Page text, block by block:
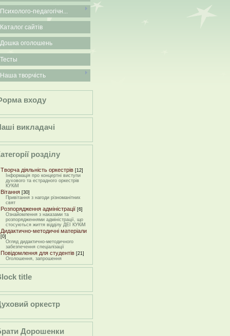
Психолого-педагогічн...
Каталог сайтів
Дошка оголошень
Тесты
Наша творчість
входу
викладачі
розділу
Творча діяльність оркестрів [12]
Інформація про концертні виступи
духового та естрадного оркестрів
КУКіМ
Вітання [30]
Привітання з нагоди різноманітних
свят
Розпорядження адміністрації [6]
Ознайомлення з наказами та
розпорядженнями адміністрації, що
стосуються життя відділу ДЕІ КУКіМ
Дидактично-методичні матеріали
[0]
Огляд дидактично-методичного
забезпечення спеціалізації
Повідомлення для студентів [21]
Оголошення, запрошення
title
оркестр
Дорошенки